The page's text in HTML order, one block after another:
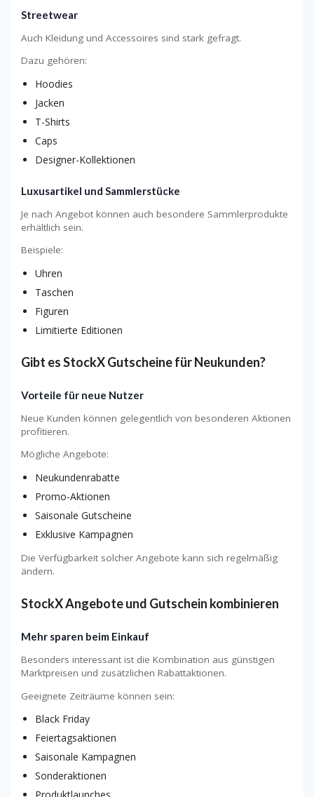
Streetwear
Auch Kleidung und Accessoires sind stark gefragt.
Dazu gehören:
Hoodies
Jacken
T-Shirts
Caps
Designer-Kollektionen
Luxusartikel und Sammlerstücke
Je nach Angebot können auch besondere Sammlerprodukte
erhältlich sein.
Beispiele:
Uhren
Taschen
Figuren
Limitierte Editionen
Gibt es StockX Gutscheine für Neukunden?
Vorteile für neue Nutzer
Neue Kunden können gelegentlich von besonderen Aktionen
profitieren.
Mögliche Angebote:
Neukundenrabatte
Promo-Aktionen
Saisonale Gutscheine
Exklusive Kampagnen
Die Verfügbarkeit solcher Angebote kann sich regelmäßig
ändern.
StockX Angebote und Gutschein kombinieren
Mehr sparen beim Einkauf
Besonders interessant ist die Kombination aus günstigen
Marktpreisen und zusätzlichen Rabattaktionen.
Geeignete Zeiträume können sein:
Black Friday
Feiertagsaktionen
Saisonale Kampagnen
Sonderaktionen